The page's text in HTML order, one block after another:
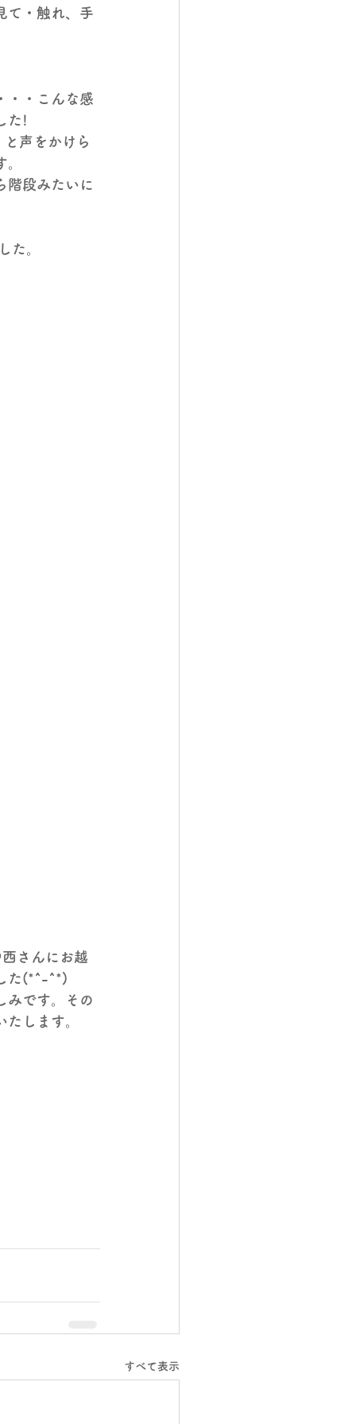
て・触れ、手
・・こんな感
た!
と声をかけら
階段みたいに
た。
さんにお越
た(*^-^*)
みです。その
します。
すべて表示